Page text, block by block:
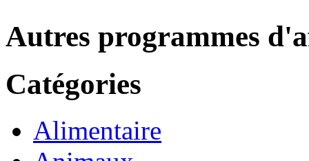
Autres programmes
Catégories
Alimentaire